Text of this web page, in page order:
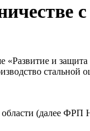
«Развитие и
стальной
(далее